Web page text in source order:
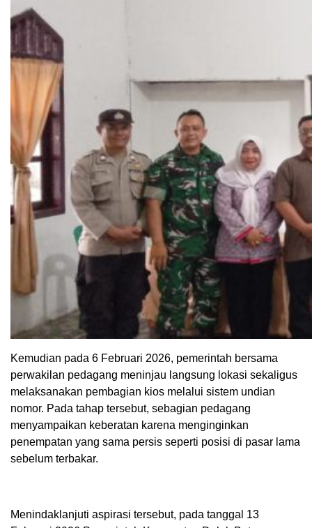
Kemudian pada 6 Februari 2026, pemerintah bersama
perwakilan pedagang meninjau langsung lokasi sekaligus
melaksanakan pembagian kios melalui sistem undian
nomor. Pada tahap tersebut, sebagian pedagang
menyampaikan keberatan karena menginginkan
penempatan yang sama persis seperti posisi di pasar lama
sebelum terbakar.
Menindaklanjuti aspirasi tersebut, pada tanggal 13